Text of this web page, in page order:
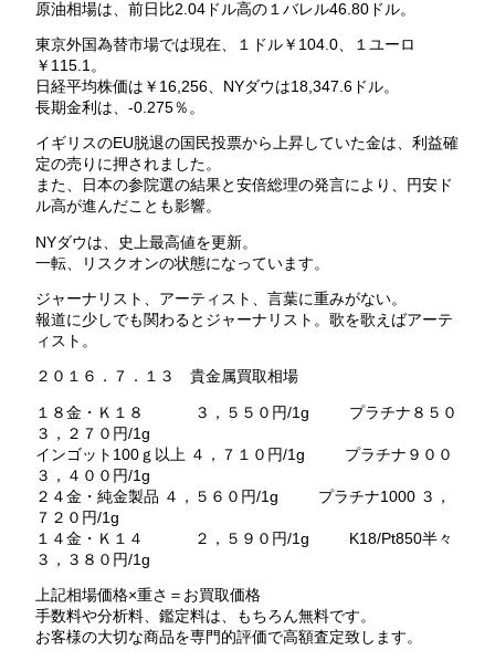
原油相場は、前日比2.04ドル高の１バレル46.80ドル。
東京外国為替市場では現在、１ドル￥104.0、１ユーロ
￥115.1。
日経平均株価は￥16,256、NYダウは18,347.6ドル。
長期金利は、-0.275％。
イギリスのEU脱退の国民投票から上昇していた金は、利益確
定の売りに押されました。
また、日本の参院選の結果と安倍総理の発言により、円安ド
ル高が進んだことも影響。
NYダウは、史上最高値を更新。
一転、リスクオンの状態になっています。
ジャーナリスト、アーティスト、言葉に重みがない。
報道に少しでも関わるとジャーナリスト。歌を歌えばアーテ
ィスト。
２０１６．７．１３ 貴金属買取相場
１８金・Ｋ１８ ３，５５０円/1g プラチナ８５０
３，２７０円/1g
インゴット100ｇ以上 ４，７１０円/1g プラチナ９００
３，４００円/1g
２４金・純金製品 ４，５６０円/1g プラチナ1000 ３，
７２０円/1g
１４金・Ｋ１４ ２，５９０円/1g K18/Pt850半々
３，３８０円/1g
上記相場価格×重さ＝お買取価格
手数料や分析料、鑑定料は、もちろん無料です。
お客様の大切な商品を専門的評価で高額査定致します。